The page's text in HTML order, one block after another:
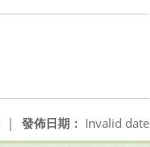
發佈日期： Invalid date
|